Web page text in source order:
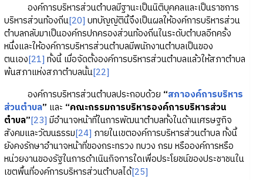
องค์การบริหารส่วนตำบลมีฐานะเป็นนิติบุคคลและเป็นราชการ
บริหารส่วนท้องถิ่น[20] บทบัญญัตินี้จึงเป็นผลให้องค์การบริหารส่วน
ตำบลกลับมาเป็นองค์กรปกครองส่วนท้องถิ่นในระดับตำบลอีกครั้ง
หนึ่งและให้องค์การบริหารส่วนตำบลมีพนักงานตำบลเป็นของ
ตนเอง[21] ทั้งนี้ เมื่อจัดตั้งองค์การบริหารส่วนตำบลแล้วให้สภาตำบล
พ้นสภาแห่งสภาตำบลนั้น[22]
องค์การบริหารส่วนตำบลประกอบด้วย “สภาองค์การบริหาร
ส่วนตำบล” และ “คณะกรรมการบริหารองค์การบริหารส่วน
ตำบล”[23] มีอำนาจหน้าที่ในการพัฒนาตำบลทั้งในด้านเศรษฐกิจ
สังคมและวัฒนธรรม[24] ภายในเขตองค์การบริหารส่วนตำบล ทั้งนี้
ยังคงรักษาอำนาจหน้าที่ของกระทรวง ทบวง กรม หรือองค์การหรือ
หน่วยงานของรัฐในการดำเนินกิจการใดเพื่อประโยชน์ของประชาชนใน
เขตพื้นที่องค์การบริหารส่วนตำบลได้[25]